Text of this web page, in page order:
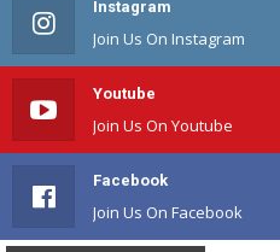
Instagram
Join Us On Instagram
Youtube
Join Us On Youtube
Facebook
Join Us On Facebook